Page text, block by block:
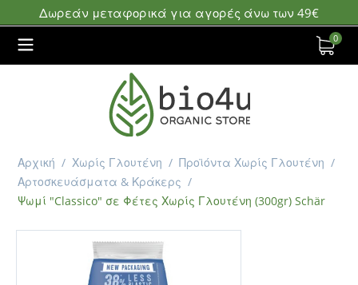
Δωρεάν μεταφορικά για αγορές άνω των 49€
0
Αρχική / Χωρίς Γλουτένη / Προϊόντα Χωρίς Γλουτένη /
Αρτοσκευάσματα & Κράκερς /
Ψωμί "Classico" σε Φέτες Χωρίς Γλουτένη (300gr) Schär